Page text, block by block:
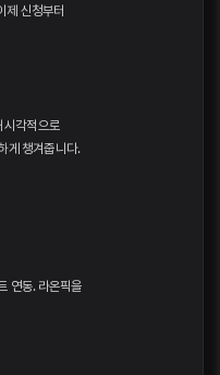
제 신청부터
시각적으로
게 챙겨줍니다.
연동. 라온픽을